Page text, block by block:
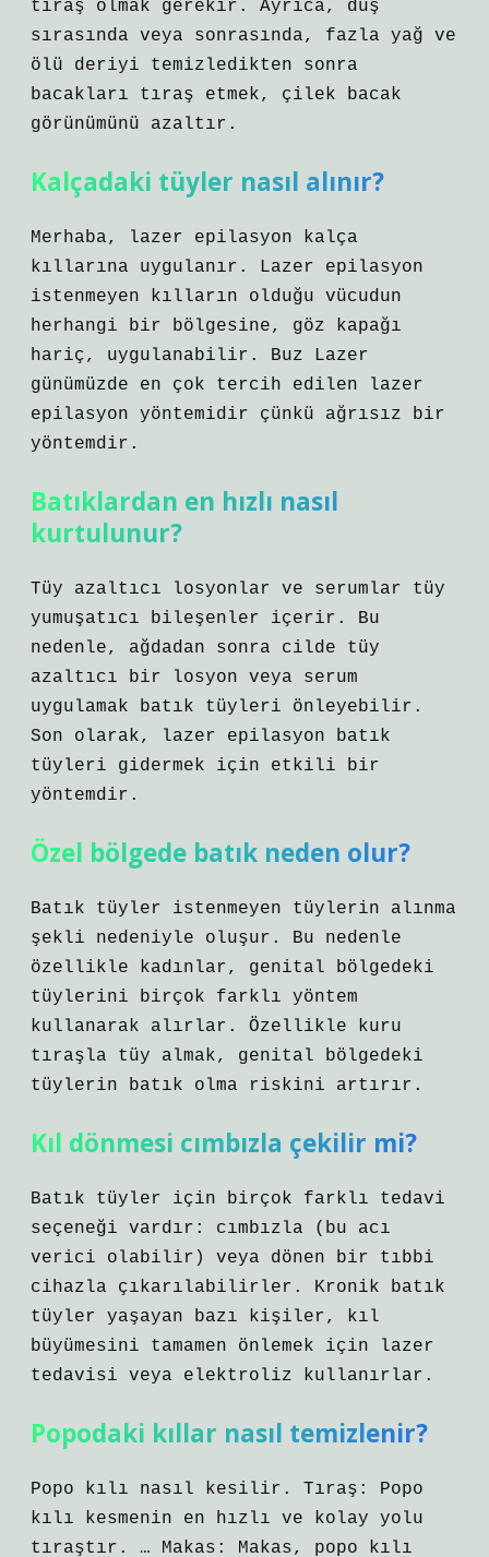
tıraş olmak gerekir. Ayrıca, duş
sırasında veya sonrasında, fazla yağ ve
ölü deriyi temizledikten sonra
bacakları tıraş etmek, çilek bacak
görünümünü azaltır.
Kalçadaki tüyler nasıl alınır?
Merhaba, lazer epilasyon kalça
kıllarına uygulanır. Lazer epilasyon
istenmeyen kılların olduğu vücudun
herhangi bir bölgesine, göz kapağı
hariç, uygulanabilir. Buz Lazer
günümüzde en çok tercih edilen lazer
epilasyon yöntemidir çünkü ağrısız bir
yöntemdir.
Batıklardan en hızlı nasıl
kurtulunur?
Tüy azaltıcı losyonlar ve serumlar tüy
yumuşatıcı bileşenler içerir. Bu
nedenle, ağdadan sonra cilde tüy
azaltıcı bir losyon veya serum
uygulamak batık tüyleri önleyebilir.
Son olarak, lazer epilasyon batık
tüyleri gidermek için etkili bir
yöntemdir.
Özel bölgede batık neden olur?
Batık tüyler istenmeyen tüylerin alınma
şekli nedeniyle oluşur. Bu nedenle
özellikle kadınlar, genital bölgedeki
tüylerini birçok farklı yöntem
kullanarak alırlar. Özellikle kuru
tıraşla tüy almak, genital bölgedeki
tüylerin batık olma riskini artırır.
Kıl dönmesi cımbızla çekilir mi?
Batık tüyler için birçok farklı tedavi
seçeneği vardır: cımbızla (bu acı
verici olabilir) veya dönen bir tıbbi
cihazla çıkarılabilirler. Kronik batık
tüyler yaşayan bazı kişiler, kıl
büyümesini tamamen önlemek için lazer
tedavisi veya elektroliz kullanırlar.
Popodaki kıllar nasıl temizlenir?
Popo kılı nasıl kesilir. Tıraş: Popo
kılı kesmenin en hızlı ve kolay yolu
tıraştır. … Makas: Makas, popo kılı